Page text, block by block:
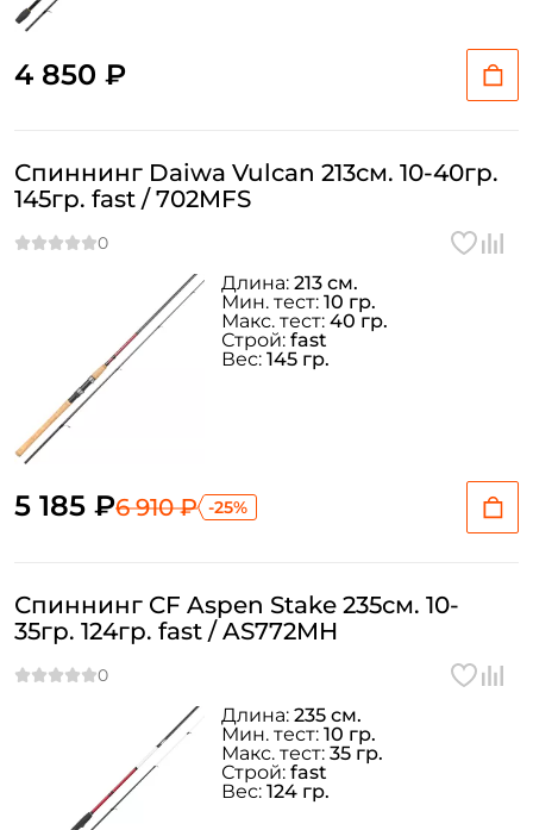
4 850 ₽
Спиннинг Daiwa Vulcan 213см. 10-40гр.
145гр. fast / 702MFS
5 185 ₽6 910 ₽ -25%
Длина: 213 см.
Мин. тест: 10 гр.
Макс. тест: 40 гр.
Строй: fast
Вес: 145 гр.
Спиннинг CF Aspen Stake 235см. 10-
35гр. 124гр. fast / AS772MH
Длина: 235 см.
Мин. тест: 10 гр.
Макс. тест: 35 гр.
Строй: fast
Вес: 124 гр.